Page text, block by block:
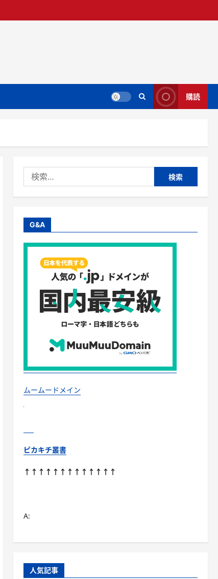
購読
索:
G&A
ムームードメイン
ピカキチ叢書
↑↑↑↑↑↑↑↑↑↑↑↑↑
A:
人気記事